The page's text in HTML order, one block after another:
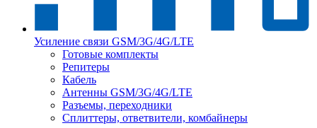
Усиление связи GSM/3G/4G/LTE
Готовые комплекты
Репитеры
Кабель
Антенны GSM/3G/4G/LTE
Разъемы, переходники
Сплиттеры, ответвители, комбайнеры